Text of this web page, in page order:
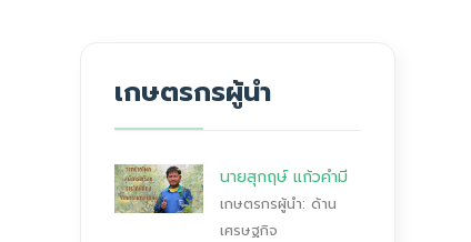
เกษตรกรผู้นำ
นายสุกฤษ์ แก้วคำมี
เกษตรกรผู้นำ: ด้าน
เศรษฐกิจ